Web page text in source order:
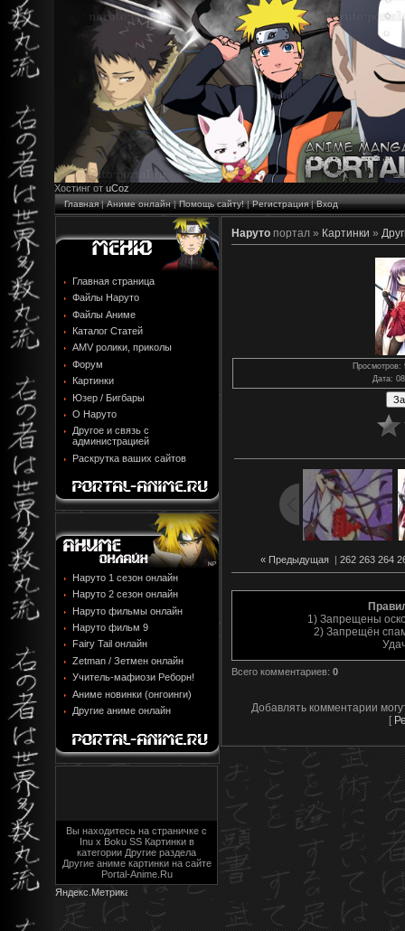
Хостинг от uCoz
Главная|Аниме онлайн|Помощь сайту!|Регистрация|Вход
Главная страница
Файлы Наруто
Файлы Аниме
Каталог Статей
AMV ролики, приколы
Форум
Картинки
Юзер / Бигбары
О Наруто
Другое и связь с
администрацией
Раскрутка ваших сайтов
Наруто 1 сезон онлайн
Наруто 2 сезон онлайн
Наруто фильмы онлайн
Наруто фильм 9
Fairy Tail онлайн
Zetman / Зетмен онлайн
Учитель-мафиози Реборн!
Аниме новинки (онгоинги)
Другие аниме онлайн
Вы находитесь на страничке с
Inu x Boku SS Картинки в
категории Другие раздела
Другие аниме картинки на сайте
Portal-Anime.Ru
Наруто портал » Картинки »
Просмотров:
Дата:
« Предыдущая | 262 263 264
1) Запрещены
2) Запрещён
Всего комментариев: 0
Добавлять комментарии
[